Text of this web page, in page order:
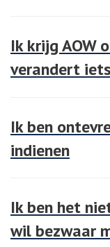
Ik krijg AOW
verandert
Ik ben
indienen
Ik ben het
wil bezwaar